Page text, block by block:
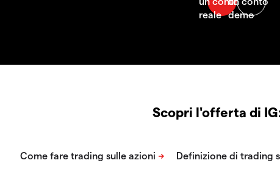
Scopri l'offerta di